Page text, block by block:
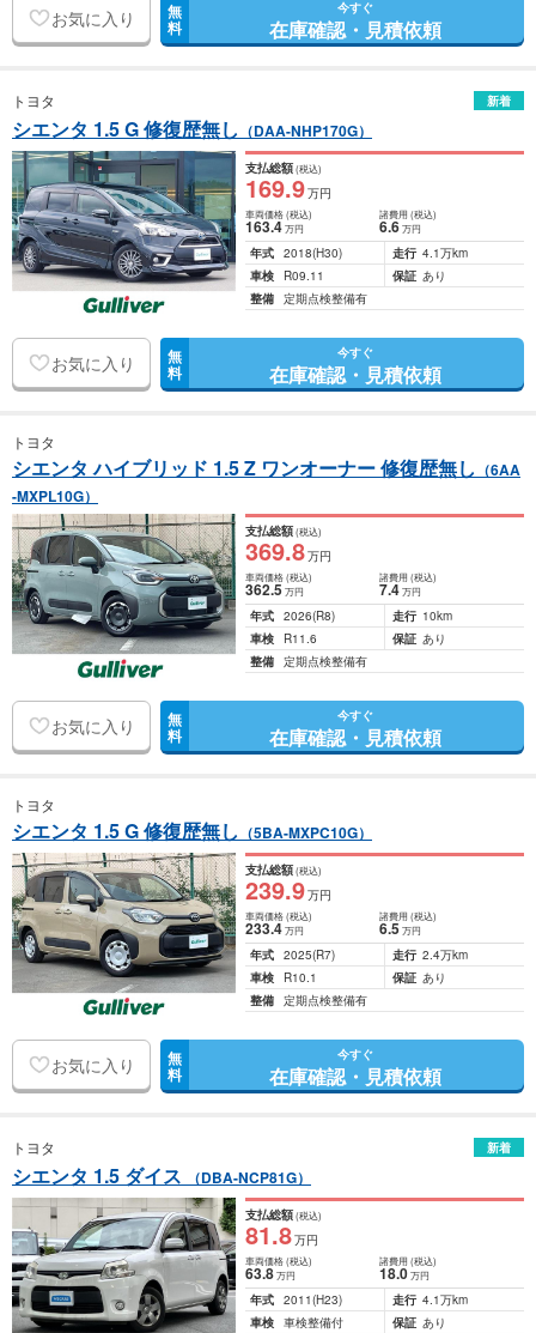
お気に入り 無
料
今すぐ
在庫確認・見積依頼
トヨタ 新着
シエンタ 1.5 G 修復歴無し （DAA-NHP170G）
支払総額(税込)
169.9万円
車両価格(税込)
163.4万円
諸費用 (税込)
6.6 万円
年式 2018(H30) 走行 4.1万km
車検
R09.11 保証 あり
整備 定期点検整備有
お気に入り 無
料
今すぐ
在庫確認・見積依頼
トヨタ
シエンタ ハイブリッド 1.5 Z ワンオーナー 修復歴無し （6AA
-MXPL10G）
支払総額(税込)
369.8万円
車両価格(税込)
362.5万円
諸費用 (税込)
7.4 万円
年式 2026(R8) 走行 10km
車検
R11.6 保証 あり
整備 定期点検整備有
お気に入り 無
料
今すぐ
在庫確認・見積依頼
トヨタ
シエンタ 1.5 G 修復歴無し （5BA-MXPC10G）
支払総額(税込)
239.9万円
車両価格(税込)
233.4万円
諸費用 (税込)
6.5 万円
年式 2025(R7) 走行 2.4万km
車検
R10.1 保証 あり
整備 定期点検整備有
お気に入り 無
料
今すぐ
在庫確認・見積依頼
トヨタ 新着
シエンタ 1.5 ダイス （DBA-NCP81G）
支払総額(税込)
81.8万円
車両価格(税込)
63.8万円
諸費用 (税込)
18.0 万円
年式 2011(H23) 走行 4.1万km
車検 車検整備付 保証 あり